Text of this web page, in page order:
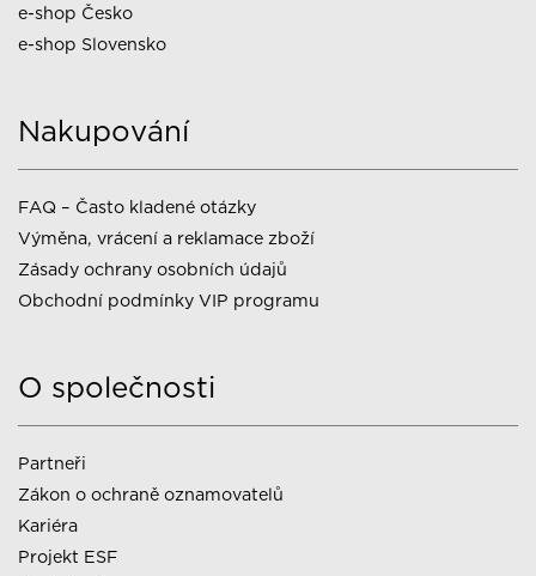
e-shop Česko
e-shop Slovensko
Nakupování
FAQ – Často kladené otázky
Výměna, vrácení a reklamace zboží
Zásady ochrany osobních údajů
Obchodní podmínky VIP programu
O společnosti
Partneři
Zákon o ochraně oznamovatelů
Kariéra
Projekt ESF